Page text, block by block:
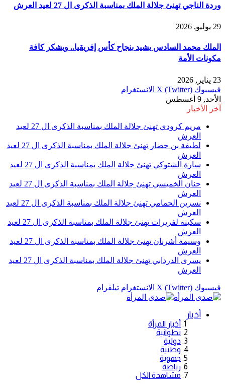
وردة الناجي تهنئ جلالة الملك بمناسبة الذكرى ال 27 لعيد العرش
29 يوليو, 2026
الملك محمد السادس يشيد بنجاح كأس إفريقيا.. ويشكر كافة
مكونات الأمة
23 يناير, 2026
فيسبوك X (Twitter) الانستغرام
الأحد, 9 أغسطس
آخر الأخبار
مريم كرودي تهنئ جلالة الملك بمناسبة الذكرى ال 27 لعيد
العرش
لطيفة بن حضار تهنئ جلالة الملك بمناسبة الذكرى ال 27 لعيد
العرش
سارة الشتوكي تهنئ جلالة الملك بمناسبة الذكرى ال 27 لعيد
العرش
حنان الخميسي تهنئ جلالة الملك بمناسبة الذكرى ال 27 لعيد
العرش
نسرين الحمامي تهنئ جلالة الملك بمناسبة الذكرى ال 27 لعيد
العرش
سكينة لفريرات تهنئ جلالة الملك بمناسبة الذكرى ال 27 لعيد
العرش
وسيمة أشرنان تهنئ جلالة الملك بمناسبة الذكرى ال 27 لعيد
العرش
يسرى الدردابي تهنئ جلالة الملك بمناسبة الذكرى ال 27 لعيد
العرش
فيسبوك X (Twitter) الانستغرام تيلقرام
أخبار
أخبار المرأة
تطوانية
دولية
وطنية
جهوية
رياضة
مشاهدة الكل